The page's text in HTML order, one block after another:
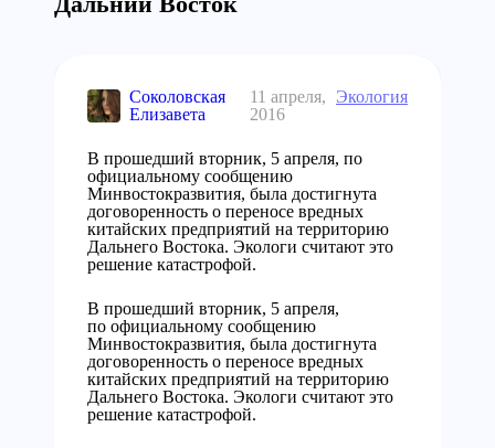
Соколовская
Елизавета
11 апреля,
2016
Экология
В прошедший вторник, 5 апреля, по
официальному сообщению
Минвостокразвития, была достигнута
договоренность о переносе вредных
китайских предприятий на территорию
Дальнего Востока. Экологи считают это
решение катастрофой.
В прошедший вторник, 5 апреля,
по официальному сообщению
Минвостокразвития, была достигнута
договоренность о переносе вредных
китайских предприятий на территорию
Дальнего Востока. Экологи считают это
решение катастрофой.